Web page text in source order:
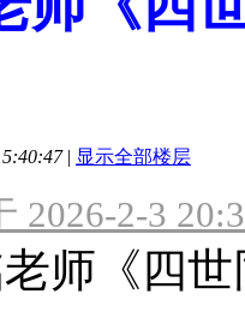
| 显示全部楼层
2026-2-3
师《四